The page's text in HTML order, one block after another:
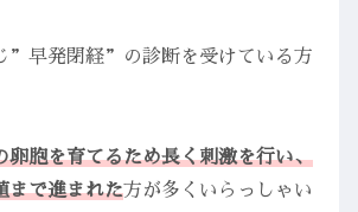
”早発閉経”の診断を受けている方
卵胞を育てるため長く刺激を行い、
まで進まれた方が多くいらっしゃい